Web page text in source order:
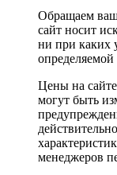
Обращаем
сайт носит
ни при каких
Цены на
могут быть
менеджеров